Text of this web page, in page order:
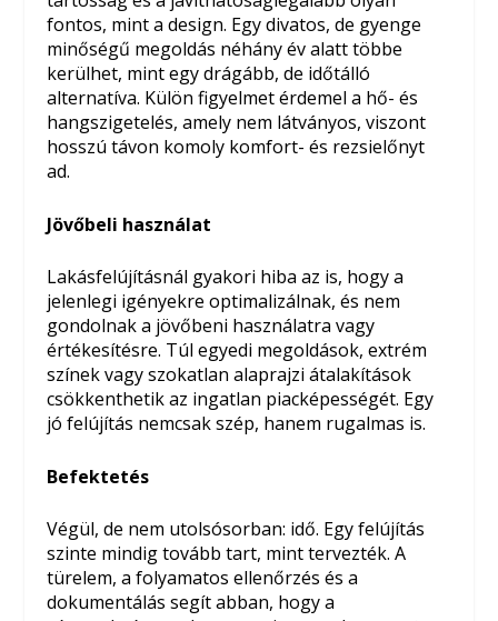
fontos, mint a design. Egy divatos, de gyenge
minőségű megoldás néhány év alatt többe
kerülhet, mint egy drágább, de időtálló
alternatíva. Külön figyelmet érdemel a hő- és
hangszigetelés, amely nem látványos, viszont
hosszú távon komoly komfort- és rezsielőnyt
ad.
Jövőbeli használat
Lakásfelújításnál gyakori hiba az is, hogy a
jelenlegi igényekre optimalizálnak, és nem
gondolnak a jövőbeni használatra vagy
értékesítésre. Túl egyedi megoldások, extrém
színek vagy szokatlan alaprajzi átalakítások
csökkenthetik az ingatlan piacképességét. Egy
jó felújítás nemcsak szép, hanem rugalmas is.
Befektetés
Végül, de nem utolsósorban: idő. Egy felújítás
szinte mindig tovább tart, mint tervezték. A
türelem, a folyamatos ellenőrzés és a
dokumentálás segít abban, hogy a